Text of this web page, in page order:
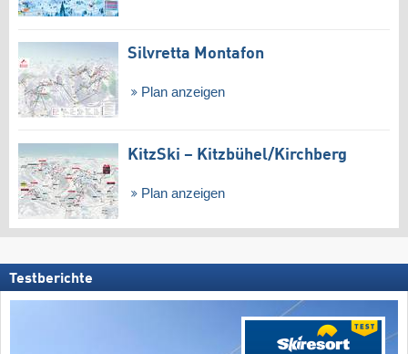
Silvretta Montafon
Plan anzeigen
KitzSki – Kitzbühel/​Kirchberg
Plan anzeigen
Testberichte